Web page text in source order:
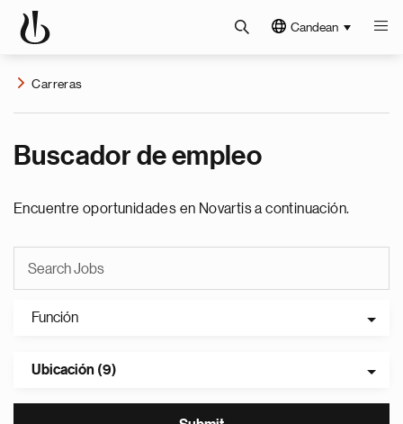
Candean
Carreras
Buscador de empleo
Encuentre oportunidades en Novartis a continuación.
Función
Ubicación (9)